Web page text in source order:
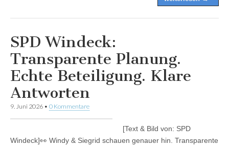
SPD Windeck:
Transparente Planung.
Echte Beteiligung. Klare
Antworten
9. Juni 2026 • 0 Kommentare
[Text & Bild von: SPD
Windeck]👀 Windy & Siegrid schauen genauer hin. Transparente